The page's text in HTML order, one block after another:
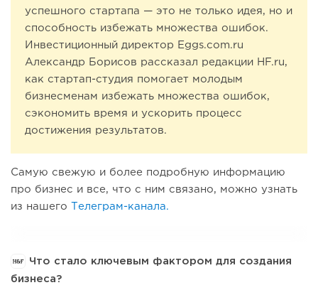
успешного стартапа — это не только идея, но и
способность избежать множества ошибок.
Инвестиционный директор Eggs.com.ru
Александр Борисов рассказал редакции HF.ru,
как стартап-студия помогает молодым
бизнесменам избежать множества ошибок,
сэкономить время и ускорить процесс
достижения результатов.
Самую свежую и более подробную информацию
про бизнес и все, что с ним связано, можно узнать
из нашего
Телеграм-канала.
Что стало ключевым фактором для создания
бизнеса?